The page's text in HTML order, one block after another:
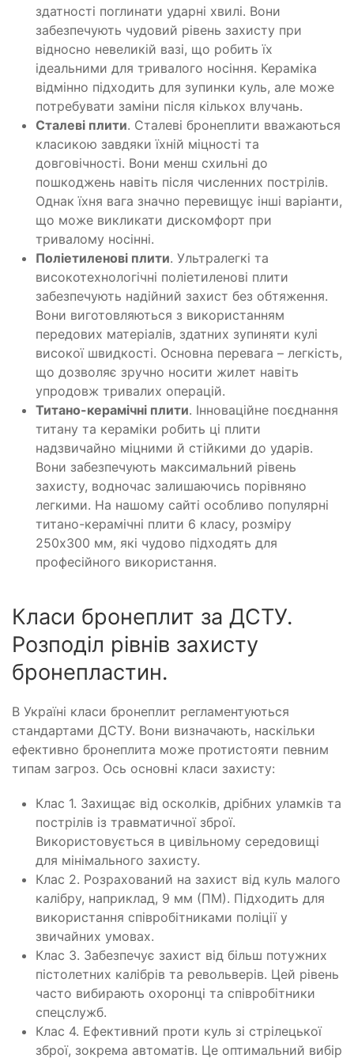
здатності поглинати ударні хвилі. Вони
забезпечують чудовий рівень захисту при
відносно невеликій вазі, що робить їх
ідеальними для тривалого носіння. Кераміка
відмінно підходить для зупинки куль, але може
потребувати заміни після кількох влучань.
Сталеві плити. Сталеві бронеплити вважаються
класикою завдяки їхній міцності та
довговічності. Вони менш схильні до
пошкоджень навіть після численних пострілів.
Однак їхня вага значно перевищує інші варіанти,
що може викликати дискомфорт при
тривалому носінні.
Поліетиленові плити. Ультралегкі та
високотехнологічні поліетиленові плити
забезпечують надійний захист без обтяження.
Вони виготовляються з використанням
передових матеріалів, здатних зупиняти кулі
високої швидкості. Основна перевага – легкість,
що дозволяє зручно носити жилет навіть
упродовж тривалих операцій.
Титано-керамічні плити. Інноваційне поєднання
титану та кераміки робить ці плити
надзвичайно міцними й стійкими до ударів.
Вони забезпечують максимальний рівень
захисту, водночас залишаючись порівняно
легкими. На нашому сайті особливо популярні
титано-керамічні плити 6 класу, розміру
250x300 мм, які чудово підходять для
професійного використання.
Класи бронеплит за ДСТУ.
Розподіл рівнів захисту
бронепластин.
В Україні класи бронеплит регламентуються
стандартами ДСТУ. Вони визначають, наскільки
ефективно бронеплита може протистояти певним
типам загроз. Ось основні класи захисту:
Клас 1. Захищає від осколків, дрібних уламків та
пострілів із травматичної зброї.
Використовується в цивільному середовищі
для мінімального захисту.
Клас 2. Розрахований на захист від куль малого
калібру, наприклад, 9 мм (ПМ). Підходить для
використання співробітниками поліції у
звичайних умовах.
Клас 3. Забезпечує захист від більш потужних
пістолетних калібрів та револьверів. Цей рівень
часто вибирають охоронці та співробітники
спецслужб.
Клас 4. Ефективний проти куль зі стрілецької
зброї, зокрема автоматів. Це оптимальний вибір